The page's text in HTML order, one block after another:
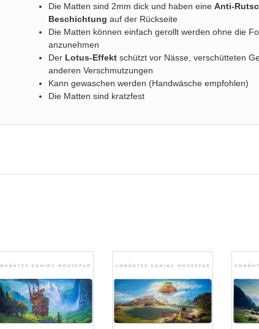
Die Matten sind 2mm dick und haben eine Anti-
Beschichtung auf der Rückseite
Die Matten können einfach gerollt werden ohne die
anzunehmen
Der Lotus-Effekt schützt vor Nässe, verschütteten
anderen Verschmutzungen
Kann gewaschen werden (Handwäsche empfohlen)
Die Matten sind kratzfest